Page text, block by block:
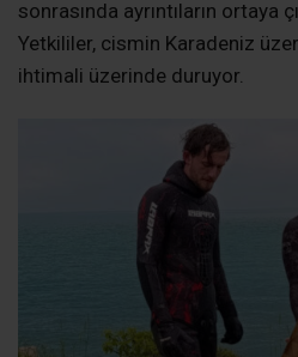
Sahil Güvenlik Ekipleri
Olay yerine ulaşan Sahil
gerçekleştirdi. Yapılan
parçanın roket motoru olma
Nereden Geldiği Araştırılıyor
Bulunan parçanın hangi
olduğu henüz netlik
sonrasında ayrıntıların ortaya